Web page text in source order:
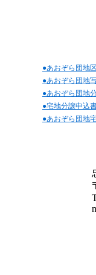
●あおぞら団地
●あおぞら団地
●あおぞら団地
●宅地分譲申込
●あおぞら団地